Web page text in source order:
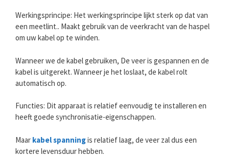
Werkingsprincipe: Het werkingsprincipe lijkt sterk op dat van
een meetlint.. Maakt gebruik van de veerkracht van de haspel
om uw kabel op te winden.
Wanneer we de kabel gebruiken, De veer is gespannen en de
kabel is uitgerekt. Wanneer je het loslaat, de kabel rolt
automatisch op.
Functies: Dit apparaat is relatief eenvoudig te installeren en
heeft goede synchronisatie-eigenschappen.
Maar kabel spanningis relatief laag, de veer zal dus een
kortere levensduur hebben.